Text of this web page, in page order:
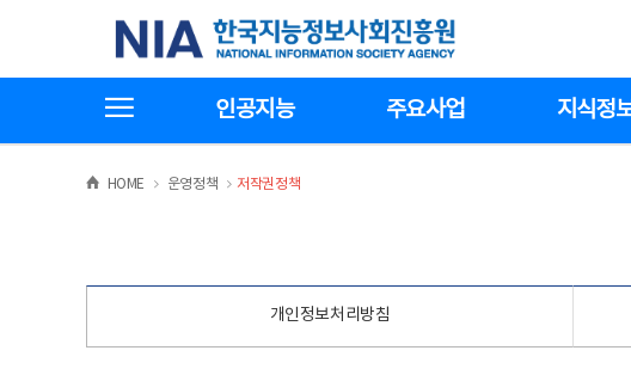
기
한국지능정보사회진흥원
인공지능 주요사업 지식정
HOME >운영정책 >
저작권정책
개인정보처리방침